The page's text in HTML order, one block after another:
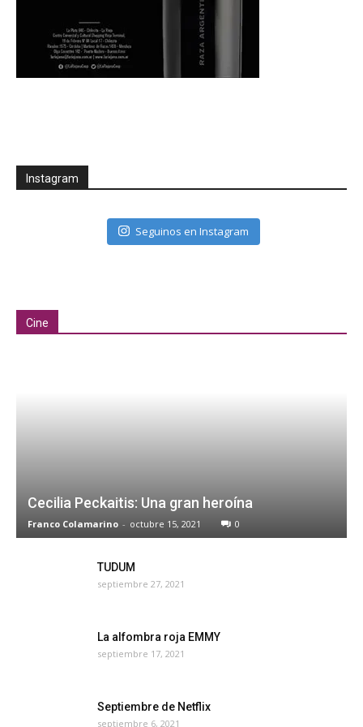
Instagram
Seguinos en Instagram
Cine
Cecilia Peckaitis: Una gran heroína
Franco Colamarino - octubre 15, 2021 0
TUDUM
septiembre 27, 2021
La alfombra roja EMMY
septiembre 17, 2021
Septiembre de Netflix
septiembre 6, 2021